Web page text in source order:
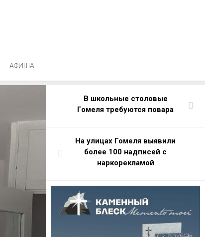
АФИША
В школьные столовые
Гомеля требуются повара
На улицах Гомеля выявили
более 100 надписей с
наркорекламой